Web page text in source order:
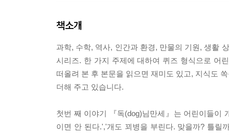
책소개
과학, 수학, 역사, 인간과 환경, 만물의 기원, 생활
시리즈. 한 가지 주제에 대하여 퀴즈 형식으로 어
떠올려 본 후 본문을 읽으면 재미도 있고, 지식도
더해 주고 있습니다.
첫번 째 이야기 『독(dog)님만세』는 어린이들이
이면 안 된다.','개도 꾀병을 부린다. 맞을까? 틀릴